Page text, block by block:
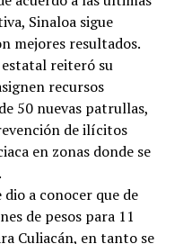
Sinaloa sigue
mejores resultados.
reiteró su
recursos
50 nuevas patrullas,
de ilícitos
en zonas donde se
a conocer que de
de pesos para 11
Culiacán, en tanto se